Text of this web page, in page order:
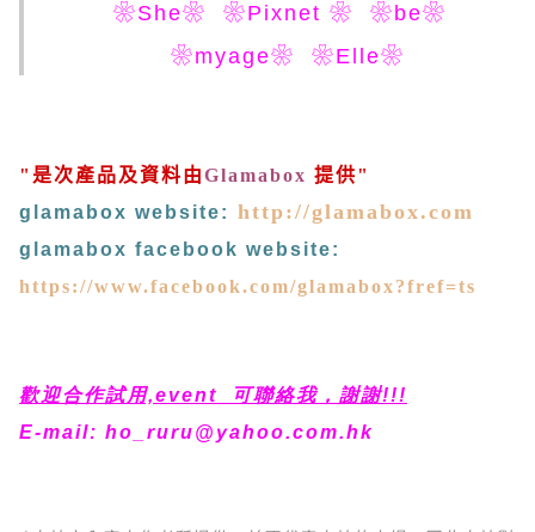
❀She❀
❀Pixnet ❀
❀be❀
❀myage❀
❀Elle❀
"是次產品及資料由Glamabox 提供"
glamabox website: http://glamabox.com
glamabox facebook website:
https://www.facebook.com/glamabox?fref=ts
歡迎合作試用,event 可聯絡我，謝謝!!!
E-mail: ho_ruru@yahoo.com.hk